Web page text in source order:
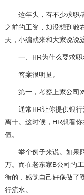
这年头，有不少求职者
之前的工资，却没想到败
天，小编就来和大家说说
一、HR为什么要求职
答案很明显。
第一，考察上家公司对
通常HR让你提供银行
离十。这时候，HR想看
值。
举个例子来说。如果阿
万。而在老东家B公司的
衡的，感觉自己好像做了
行流水。